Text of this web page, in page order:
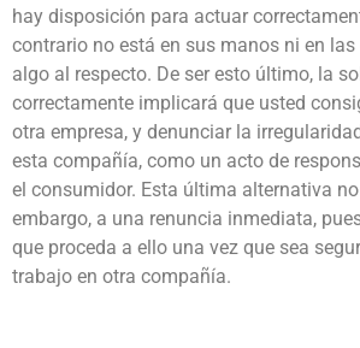
hay disposición para actuar
contrario no está en sus manos ni en las
algo al respecto. De ser esto último, la
correctamente implicará que usted
otra empresa, y denunciar la
esta compañía, como un acto de
el consumidor. Esta última alternativa
embargo, a una renuncia inmediata,
que proceda a ello una vez que sea
trabajo en otra compañía.